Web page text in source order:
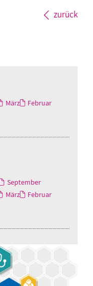
zurück
März
Februar
September
März
Februar